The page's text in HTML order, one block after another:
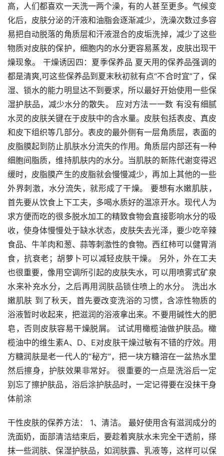
高，人们都喜欢一天洗一两个澡，有的人甚至更多。气候变
化后，皮肤分泌的汗液和油脂会逐渐减少，洗澡次数过多容
易把自动脱落的角质层和汗液混合的皮垢洗掉，减少了这些
物质对皮肤的保护，细胞内的水分更容易蒸发，皮肤出现干
燥现象。 干燥诱因四：夏季保养品 夏天用的保养品强调的
都是清爽,可这些保养品到夏末秋初就有点“不合时宜”了，保
湿、锁水的能力明显达不到要求，所以最好开始使用一些保
湿护肤品，减少水分的散失。 应对方法一一数 有没有细腻
水灵的皮肤关键在于皮肤中的含水量。皮肤包括表皮、真皮
和皮下组织等几部分。表皮的最外侧有一层角质层，表面的
皮脂膜起到防止肌肤水分流失的作用。角质层内部还有一种
细胞间脂质，维持肌肤内的水分。当肌肤的新陈代谢变得迟
缓时，皮脂膜产生的皮脂就会慢慢减少，再加上其他的一些
外界刺激，水分流失，就形成了干燥。 要想有水嫩肌肤，
首先要从饮食上下工夫，多喝水质好的温凉开水。现代人为
求方便而吃的很多脱水加工的精致食物会直接影响水分的吸
收，使身体慢慢处于缺水状态，皮肤失去光泽，要少吃辛辣
食品、牛羊肉和葱、蒜等刺激性的食物。西红柿可以健胃消
食，抗衰老；胡萝卜可以减轻皮肤干燥。 另外，外在工夫
也很重要，像用空调所引起的皮肤失水，可以用喷雾式矿泉
水来补充水分，之后再用润肤品锁住喷上的水分。 洗出水
嫩肌肤 到了秋天，首先要改变洗浴的习惯，含凉性物质的
浴液暂时收起来，把滋润的浴液拿出来。不要用碱性大的肥
皂，否则皮肤容易干燥脱屑。 试试用橄榄油做护肤品。橄
榄油中的维生素A、D、E对皮肤干燥过敏有不错的疗效。用
方糖润肤是老一代人的“秘方”，把一块方糖溶在一盆热水里
然后擦身，护肤效果非常好。 很重要的一点是洗浴后一定
别忘了擦护肤品，浴后涂护肤品时，一定记得要在没抹干身
体前涂
干性皮肤的保养方法： 1、清洁。 最好使用含有滋润成分的
洗面奶，面部清洁结束后，要趁着爽肤水未完全干透前，搽
抹一些润肤、保湿护肤品，如润肤露、乳液等，这样可以保